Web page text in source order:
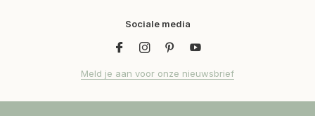
Sociale media
Meld je aan voor onze nieuwsbrief